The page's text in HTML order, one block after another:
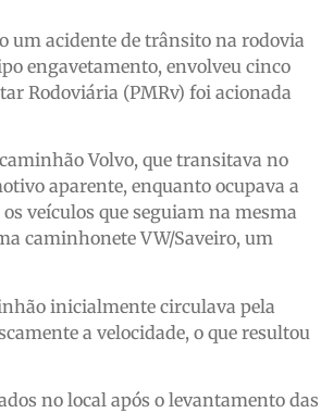
um acidente de trânsito na rodovia
engavetamento, envolveu cinco
Rodoviária (PMRv) foi acionada
Volvo, que transitava no
aparente, enquanto ocupava a
veículos que seguiam na mesma
caminhonete VW/Saveiro, um
inicialmente circulava pela
a velocidade, o que resultou
no local após o levantamento das